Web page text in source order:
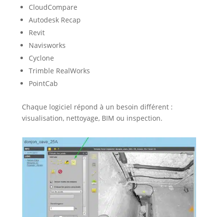
CloudCompare
Autodesk Recap
Revit
Navisworks
Cyclone
Trimble RealWorks
PointCab
Chaque logiciel répond à un besoin différent :
visualisation, nettoyage, BIM ou inspection.